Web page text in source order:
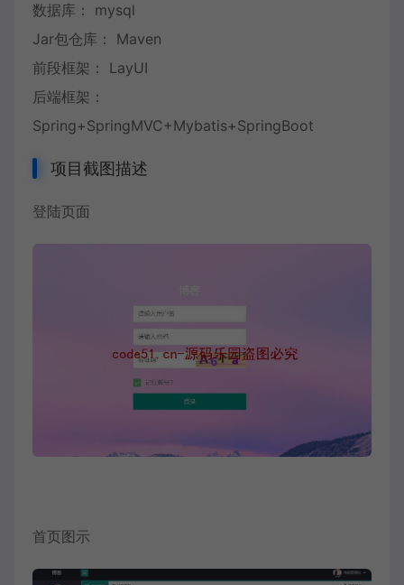
数据库： mysql
Jar包仓库： Maven
前段框架： LayUI
后端框架：
Spring+SpringMVC+Mybatis+SpringBoot
项目截图描述
登陆页面
首页图示